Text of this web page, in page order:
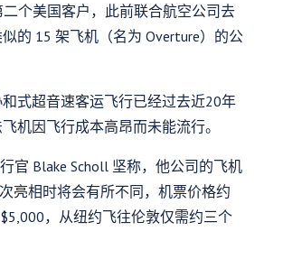
二个美国客户，此前联合航空公司去
的 15 架飞机（名为 Overture）的公
式超音速客运飞行已经过去近20年
机因飞行成本高昂而未能流行。
官 Blake Scholl 坚称，他公司的飞机
亮相时将会有所不同，机票价格约
，从纽约飞往伦敦仅需约三个